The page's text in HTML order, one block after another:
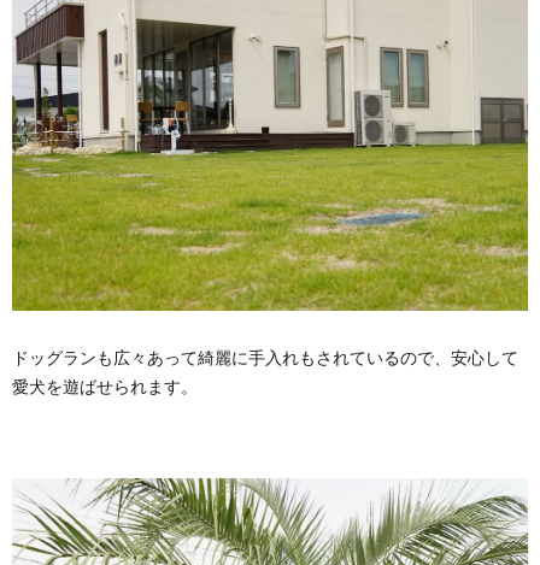
ドッグランも広々あって綺麗に手入れもされているので、安心して
愛犬を遊ばせられます。